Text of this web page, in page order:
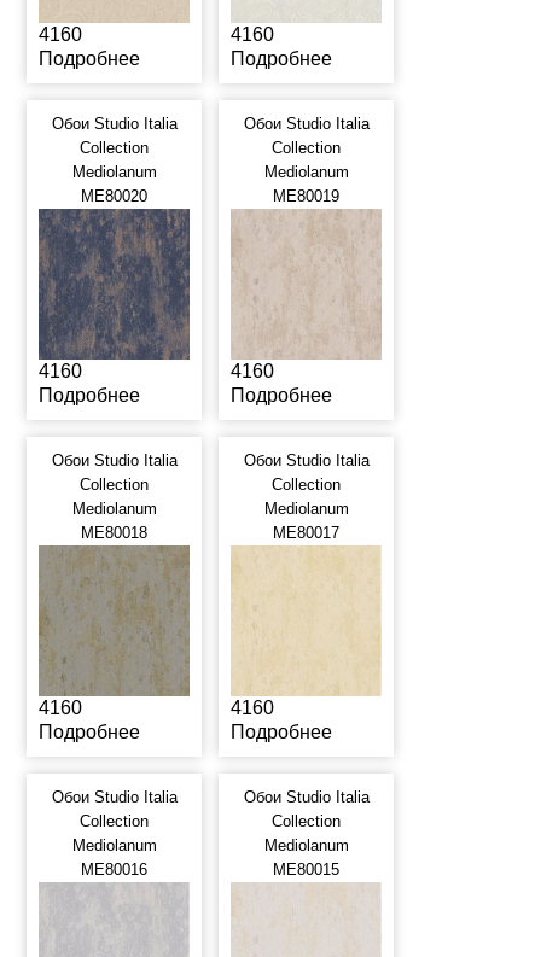
4160
Подробнее
4160
Подробнее
Обои Studio Italia
Collection
Mediolanum
ME80020
4160
Подробнее
Обои Studio Italia
Collection
Mediolanum
ME80019
4160
Подробнее
Обои Studio Italia
Collection
Mediolanum
ME80018
4160
Подробнее
Обои Studio Italia
Collection
Mediolanum
ME80017
4160
Подробнее
Обои Studio Italia
Collection
Mediolanum
ME80016
Обои Studio Italia
Collection
Mediolanum
ME80015